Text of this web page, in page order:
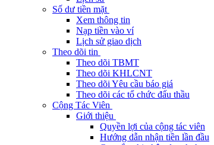
Số dư tiền mặt
Xem thông tin
Nạp tiền vào ví
Lịch sử giao dịch
Theo dõi tin
Theo dõi TBMT
Theo dõi KHLCNT
Theo dõi Yêu cầu báo giá
Theo dõi các tổ chức đấu thầu
Cộng Tác Viên
Giới thiệu
Quyền lợi của cộng tác viên
Hướng dẫn nhận tiền lần đầu